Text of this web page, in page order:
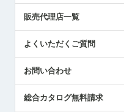
中小企業のBCP地震対策
センサのテクニカルガイド
社長ブログ
販売代理店一覧
よくいただくご質問
お問い合わせ
総合カタログ無料請求